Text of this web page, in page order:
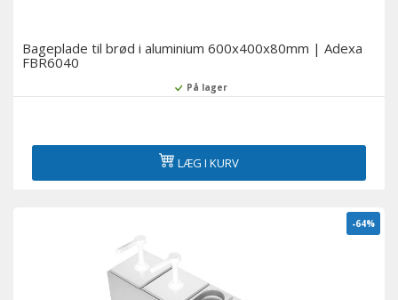
Bageplade til brød i aluminium 600x400x80mm | Adexa
FBR6040
På lager
LÆG I KURV
-64%